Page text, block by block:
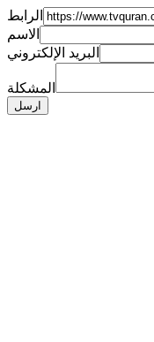
الرابط
الاسم
البريد الإلكتروني
المشكلة
ارسل